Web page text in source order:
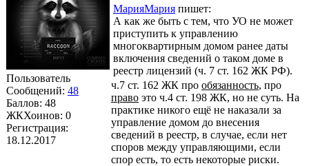
Пользователь
Сообщений: 48
Баллов: 48
ЖКХоинов: 0
Регистрация:
18.12.2017
МарияМария пишет:
А как же быть с тем, что УО не может
приступить к управлению
многоквартирным домом ранее даты
включения сведений о таком доме в
реестр лицензий (ч. 7 ст. 162 ЖК РФ).
ч.7 ст. 162 ЖК про обязанность, про
право это ч.4 ст. 198 ЖК, но не суть. На
практике никого ещё не наказали за
управление домом до внесения
сведений в реестр, в случае, если нет
споров между управляющими, если
спор есть, то есть некоторые риски.